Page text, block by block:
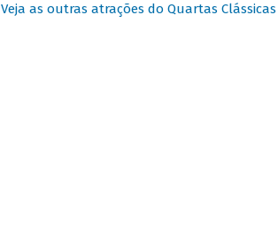
Veja as outras atrações do Quartas Clássicas